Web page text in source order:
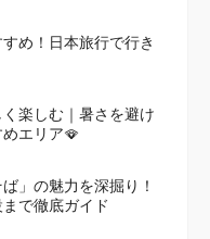
め！日本旅行で行き
楽しむ｜暑さを避け
エリア🪭
」の魅力を深掘り！
で徹底ガイド